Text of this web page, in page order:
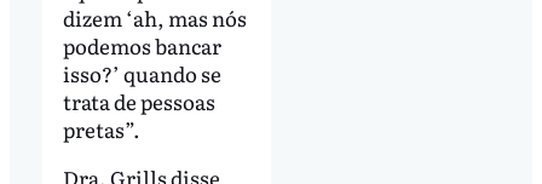
dizem ‘ah, mas nós
podemos bancar
isso?’ quando se
trata de pessoas
pretas”.
Dra. Grills disse